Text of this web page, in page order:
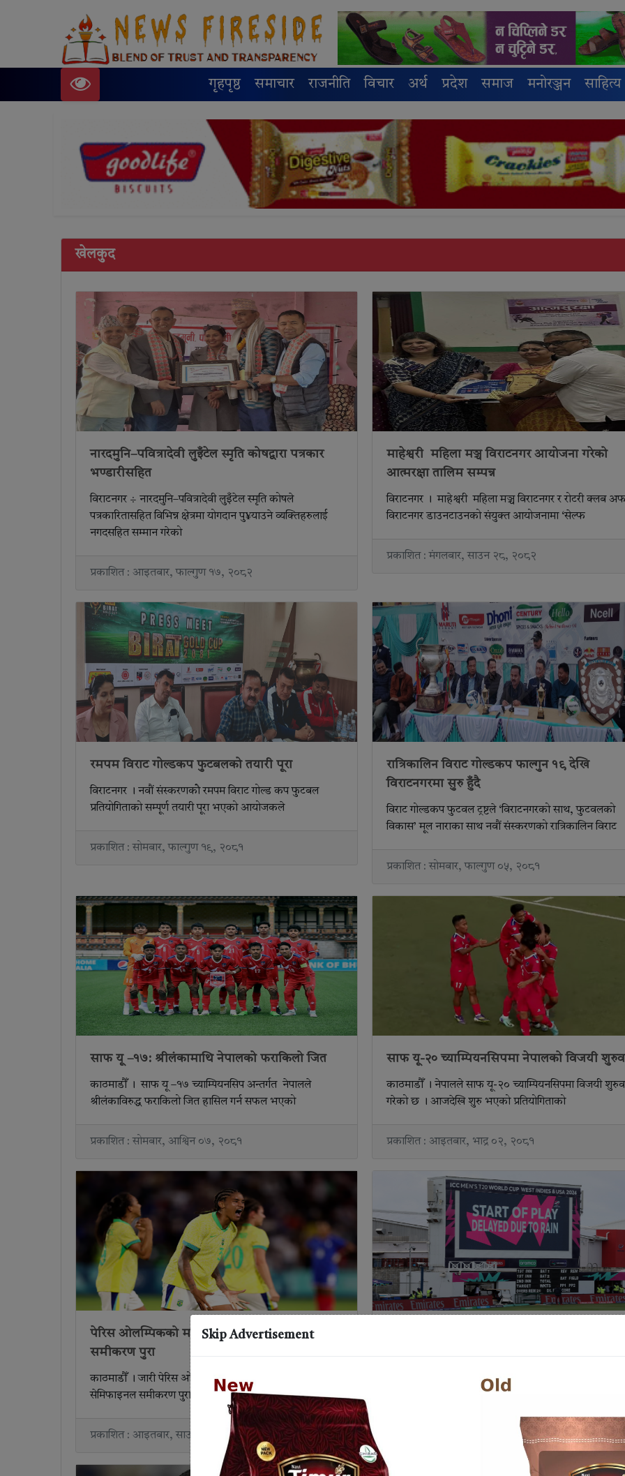
गृहपृष्ठ समाचार राजनीति विचार अर्थ प्रदेश समाज मनोरञ्जन साहित्य
खेलकुद
नारदमुनि–पवित्रादेवी लुइँटेल स्मृति कोषद्वारा पत्रकार
भण्डारीसहित
विराटनगर ÷ नारदमुनि–पवित्रादेवी लुइँटेल स्मृति कोषले
पत्रकारितासहित विभिन्न क्षेत्रमा योगदान पु¥याउने व्यक्तिहरुलाई
नगदसहित सम्मान गरेको
प्रकाशित : आइतबार, फाल्गुण १७, २०८२
माहेश्वरी महिला मञ्च विराटनगर आयोजना गरेको
आत्मरक्षा तालिम सम्पन्न
विराटनगर । माहेश्वरी महिला मञ्च विराटनगर र रोटरी क्लब
विराटनगर डाउनटाउनको संयुक्त आयोजनामा ‘सेल्फ
प्रकाशित : मंगलबार, साउन २८, २०८२
रमपम विराट गोल्डकप फुटबलको तयारी पूरा
विराटनगर । नवौं संस्करणकोे रमपम विराट गोल्ड कप फुटबल
प्रतियोगिताको सम्पूर्ण तयारी पूरा भएको आयोजकले
प्रकाशित : सोमबार, फाल्गुण १९, २०८१
रात्रिकालिन विराट गोल्डकप फाल्गुन १९ देखि
विराटनगरमा सुरु हुँदै
विराट गोल्डकप फुटवल ट्रष्टले ‘विराटनगरको साथ, फुटवलको
विकास’ मूल नाराका साथ नवौं संस्करणको रात्रिकालिन विराट
प्रकाशित : सोमबार, फाल्गुण ०५, २०८१
साफ यू –१७: श्रीलंकामाथि नेपालको फराकिलो जित
काठमाडौँ । साफ यू –१७ च्याम्पियनसिप अन्तर्गत नेपालले
श्रीलंकाविरुद्ध फराकिलो जित हासिल गर्न सफल भएको
प्रकाशित : सोमबार, आश्विन ०७, २०८१
साफ यू-२० च्याम्पियनसिपमा नेपालको विजयी
काठमाडौँ । नेपालले साफ यू-२० च्याम्पियनसिपमा विजयी
गरेको छ । आजदेखि शुरु भएको प्रतियोगिताको
प्रकाशित : आइतबार, भाद्र ०२, २०८१
पेरिस ओलम्पिकको महिला फुटबलको सेमिफाइनल
समीकरण पुरा
काठमाडौँ । जारी पेरिस ओलम्पिकको महिला फुटबलको
सेमिफाइनल समीकरण पुरा भएको छ । गएराती सम्पन्न
प्रकाशित : आइतबार, साउन २०, २०८१
नेपाली समय अनुसार राति अमेरिकाको डालसमा ९ : १५ मा
प्रकाशित : मंगलबार, जेठ २२, २०८१
Skip Advertisement